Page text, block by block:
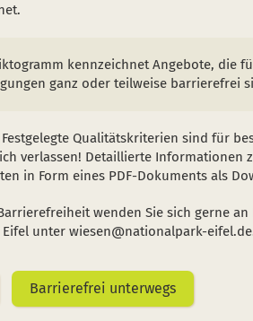
kennzeichnet Angebote, die
ganz oder teilweise barrierefrei
Qualitätskriterien sind für
verlassen! Detaillierte Informationen
in Form eines PDF-Dokuments als
wenden Sie sich gerne an
unter wiesen@nationalpark-
Barrierefrei unterwegs